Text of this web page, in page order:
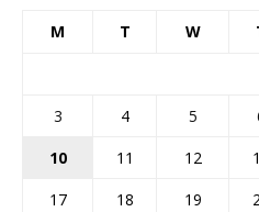
M T W
3
4 5
10
11 12
17
18 19